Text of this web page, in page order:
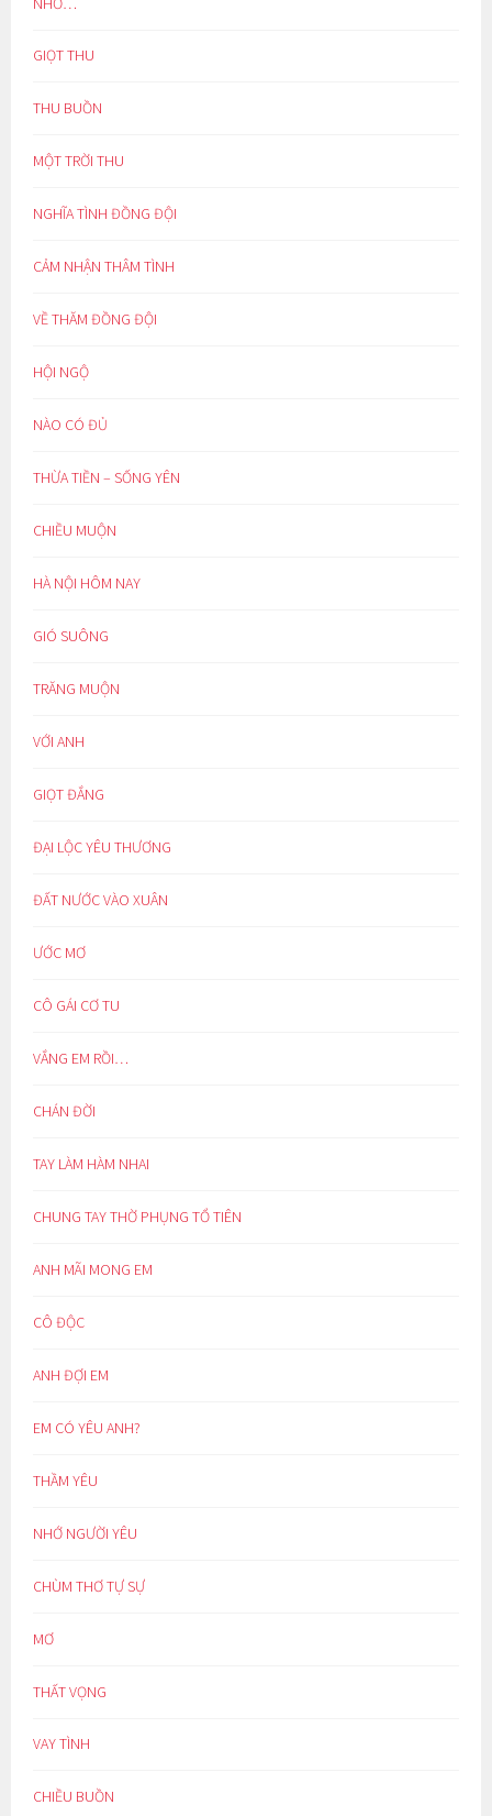
GIỌT THU
THU BUỒN
MỘT TRỜI THU
NGHĨA TÌNH ĐỒNG ĐỘI
CẢM NHẬN THÂM TÌNH
VỀ THĂM ĐỒNG ĐỘI
HỘI NGỘ
NÀO CÓ ĐỦ
THỪA TIỀN – SỐNG YÊN
CHIỀU MUỘN
HÀ NỘI HÔM NAY
GIÓ SUÔNG
TRĂNG MUỘN
VỚI ANH
GIỌT ĐẮNG
ĐẠI LỘC YÊU THƯƠNG
ĐẤT NƯỚC VÀO XUÂN
ƯỚC MƠ
CÔ GÁI CƠ TU
VẮNG EM RỒI…
CHÁN ĐỜI
TAY LÀM HÀM NHAI
CHUNG TAY THỜ PHỤNG TỔ TIÊN
ANH MÃI MONG EM
CÔ ĐỘC
ANH ĐỢI EM
EM CÓ YÊU ANH?
THẦM YÊU
NHỚ NGƯỜI YÊU
CHÙM THƠ TỰ SỰ
MƠ
THẤT VỌNG
VAY TÌNH
CHIỀU BUỒN